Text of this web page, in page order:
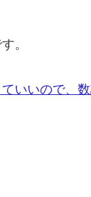
。
いいので、数